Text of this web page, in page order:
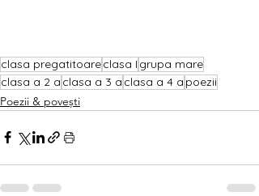
clasa pregatitoareclasa I grupa mare
clasa a 2 a clasa a 3 a clasa a 4 a poezii
Poezii & povești